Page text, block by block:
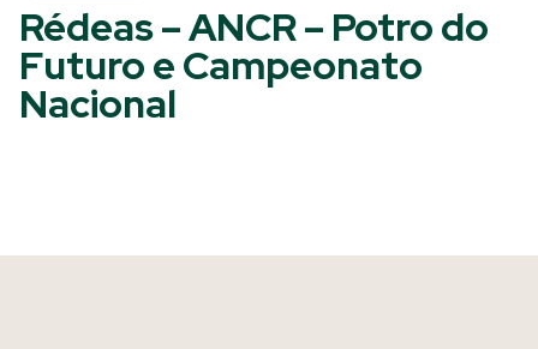
Rédeas – ANCR – Potro do
Futuro e Campeonato
Nacional